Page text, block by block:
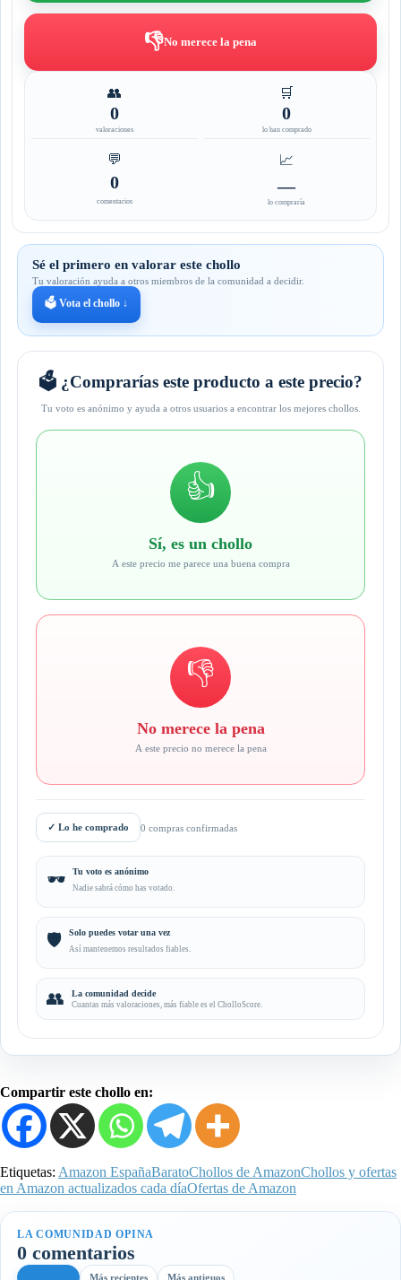
👎No merece la pena
👥
0
valoraciones
🛒
0
lo han comprado
💬
0
comentarios
📈
—
lo compraría
Sé el primero en valorar este chollo
Tu valoración ayuda a otros miembros de la comunidad a decidir.
🗳️ Vota el chollo ↓
🗳️ ¿Comprarías este producto a este precio?
Tu voto es anónimo y ayuda a otros usuarios a encontrar los mejores chollos.
👍
Sí, es un chollo
A este precio me parece una buena compra
👎
No merece la pena
A este precio no merece la pena
✓ Lo he comprado 0 compras confirmadas
🕶️ Tu voto es anónimo
Nadie sabrá cómo has votado.
🛡️ Solo puedes votar una vez
Así mantenemos resultados fiables.
👥 La comunidad decide
Cuantas más valoraciones, más fiable es el CholloScore.
Compartir este chollo en:
Etiquetas: Amazon EspañaBaratoChollos de AmazonChollos y ofertas
en Amazon actualizados cada díaOfertas de Amazon
LA COMUNIDAD OPINA
0 comentarios
Más recientes Más antiguos